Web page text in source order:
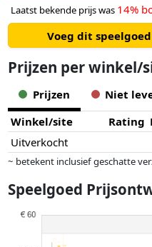
Laatst bekende prijs was 14%
Voeg dit
Prijzen per winkel/
Prijzen
Niet
Winkel/site
Rating
Uitverkocht
~ betekent inclusief geschatte
gewicht.
Prijzen en beschikbaarheid
partners hebben hier geen
Speelgoed